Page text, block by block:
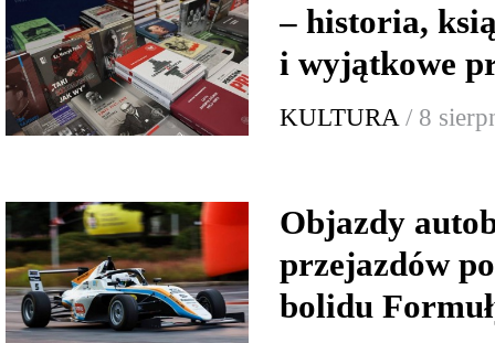
– historia,
i wyjątkowe
KULTURA / 8
Objazdy
przejazdów
bolidu